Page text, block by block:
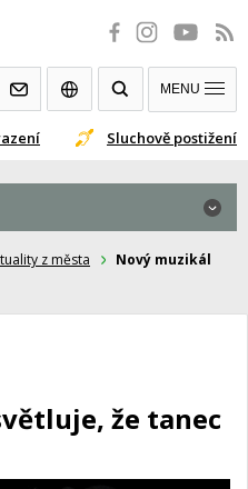
Sluchově postižení
MENU
z města
Nový muzikál
že tanec